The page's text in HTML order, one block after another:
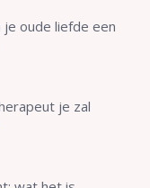
oude liefde een
je zal